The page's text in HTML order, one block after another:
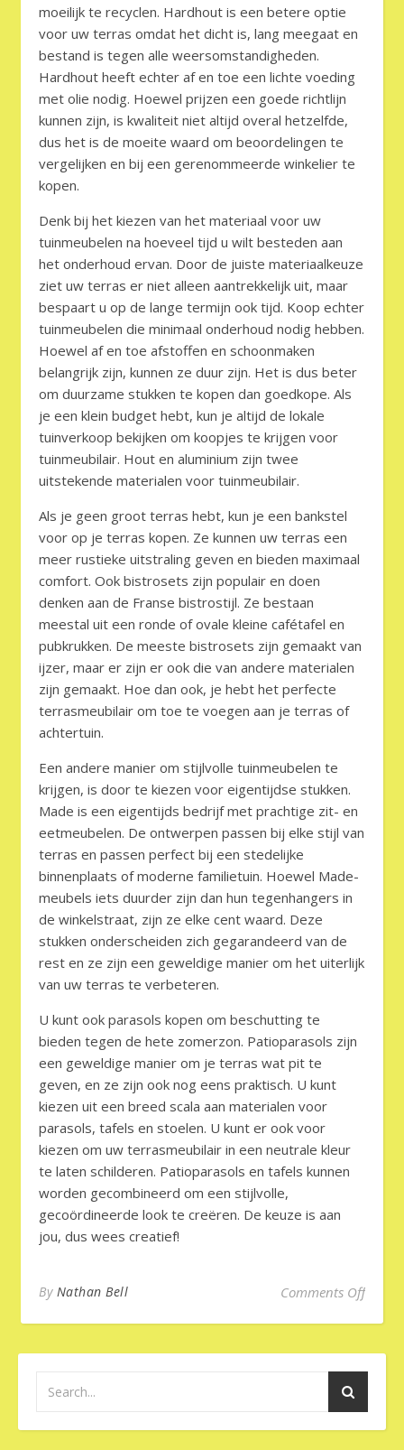
moeilijk te recyclen. Hardhout is een betere optie
voor uw terras omdat het dicht is, lang meegaat en
bestand is tegen alle weersomstandigheden.
Hardhout heeft echter af en toe een lichte voeding
met olie nodig. Hoewel prijzen een goede richtlijn
kunnen zijn, is kwaliteit niet altijd overal hetzelfde,
dus het is de moeite waard om beoordelingen te
vergelijken en bij een gerenommeerde winkelier te
kopen.
Denk bij het kiezen van het materiaal voor uw
tuinmeubelen na hoeveel tijd u wilt besteden aan
het onderhoud ervan. Door de juiste materiaalkeuze
ziet uw terras er niet alleen aantrekkelijk uit, maar
bespaart u op de lange termijn ook tijd. Koop echter
tuinmeubelen die minimaal onderhoud nodig hebben.
Hoewel af en toe afstoffen en schoonmaken
belangrijk zijn, kunnen ze duur zijn. Het is dus beter
om duurzame stukken te kopen dan goedkope. Als
je een klein budget hebt, kun je altijd de lokale
tuinverkoop bekijken om koopjes te krijgen voor
tuinmeubilair. Hout en aluminium zijn twee
uitstekende materialen voor tuinmeubilair.
Als je geen groot terras hebt, kun je een bankstel
voor op je terras kopen. Ze kunnen uw terras een
meer rustieke uitstraling geven en bieden maximaal
comfort. Ook bistrosets zijn populair en doen
denken aan de Franse bistrostijl. Ze bestaan ​​
meestal uit een ronde of ovale kleine cafétafel en
pubkrukken. De meeste bistrosets zijn gemaakt van
ijzer, maar er zijn er ook die van andere materialen
zijn gemaakt. Hoe dan ook, je hebt het perfecte
terrasmeubilair om toe te voegen aan je terras of
achtertuin.
Een andere manier om stijlvolle tuinmeubelen te
krijgen, is door te kiezen voor eigentijdse stukken.
Made is een eigentijds bedrijf met prachtige zit- en
eetmeubelen. De ontwerpen passen bij elke stijl van
terras en passen perfect bij een stedelijke
binnenplaats of moderne familietuin. Hoewel Made-
meubels iets duurder zijn dan hun tegenhangers in
de winkelstraat, zijn ze elke cent waard. Deze
stukken onderscheiden zich gegarandeerd van de
rest en ze zijn een geweldige manier om het uiterlijk
van uw terras te verbeteren.
U kunt ook parasols kopen om beschutting te
bieden tegen de hete zomerzon. Patioparasols zijn
een geweldige manier om je terras wat pit te
geven, en ze zijn ook nog eens praktisch. U kunt
kiezen uit een breed scala aan materialen voor
parasols, tafels en stoelen. U kunt er ook voor
kiezen om uw terrasmeubilair in een neutrale kleur
te laten schilderen. Patioparasols en tafels kunnen
worden gecombineerd om een ​​stijlvolle,
gecoördineerde look te creëren. De keuze is aan
jou, dus wees creatief!
By Nathan Bell Comments Offon